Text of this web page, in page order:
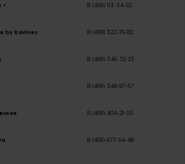
• 8 (499) 113-34-92
by Davines 8 (499) 322-79-82
8 (499) 346-72-23
8 (499) 348-87-67
8 (499) 404-21-03
8 (499) 677-54-48